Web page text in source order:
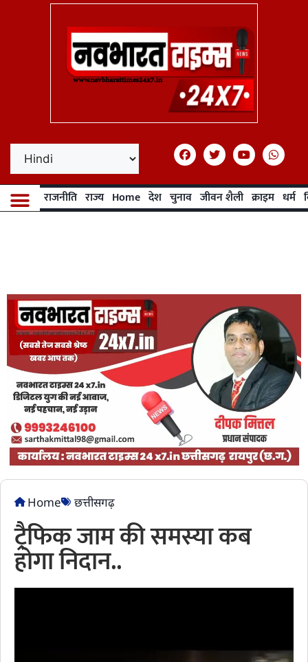
राजनीति राज्य Home देश चुनाव जीवन शैली क्राइम धर्म
Home छत्तीसगढ़
ट्रैफिक जाम की समस्या कब
होगा निदान..